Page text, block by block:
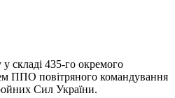
складі 435-го окремого
ППО повітряного командування
Сил України.